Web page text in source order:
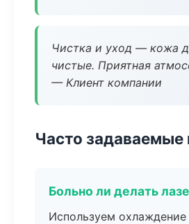
Чистка и уход — кожа
чистые. Приятная
— Клиент компании
Часто задаваемые
Больно ли делать
Используем охлаждение